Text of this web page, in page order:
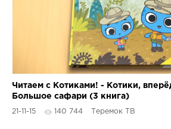
Читаем с Котиками! - Котики,
Большое сафари (3 книга)
21-11-15 140 744 Теремок ТВ